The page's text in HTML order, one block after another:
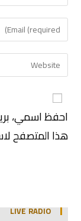
احفظ اسمي،
هذا المتصفح
LIVE RADIO